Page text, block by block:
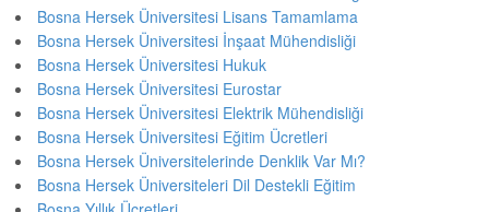
Bosna Hersek Üniversitesi Lisans Tamamlama
Bosna Hersek Üniversitesi İnşaat Mühendisliği
Bosna Hersek Üniversitesi Hukuk
Bosna Hersek Üniversitesi Eurostar
Bosna Hersek Üniversitesi Elektrik Mühendisliği
Bosna Hersek Üniversitesi Eğitim Ücretleri
Bosna Hersek Üniversitelerinde Denklik Var Mı?
Bosna Hersek Üniversiteleri Dil Destekli Eğitim